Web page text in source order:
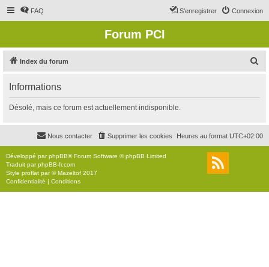
FAQ Connexion
S’enregistrer
Forum PCI
Index du forum
r
c
r
Informations
Désolé, mais ce forum est actuellement indisponible.
Heures au format UTC+02:00
Supprimer les cookies
Nous contacter
Développé parphpBB® Forum Software © phpBB Limited
Traduit parphpBB-fr.com
Style proflat par ©Mazeltof 2017
Confidentialité | Conditions